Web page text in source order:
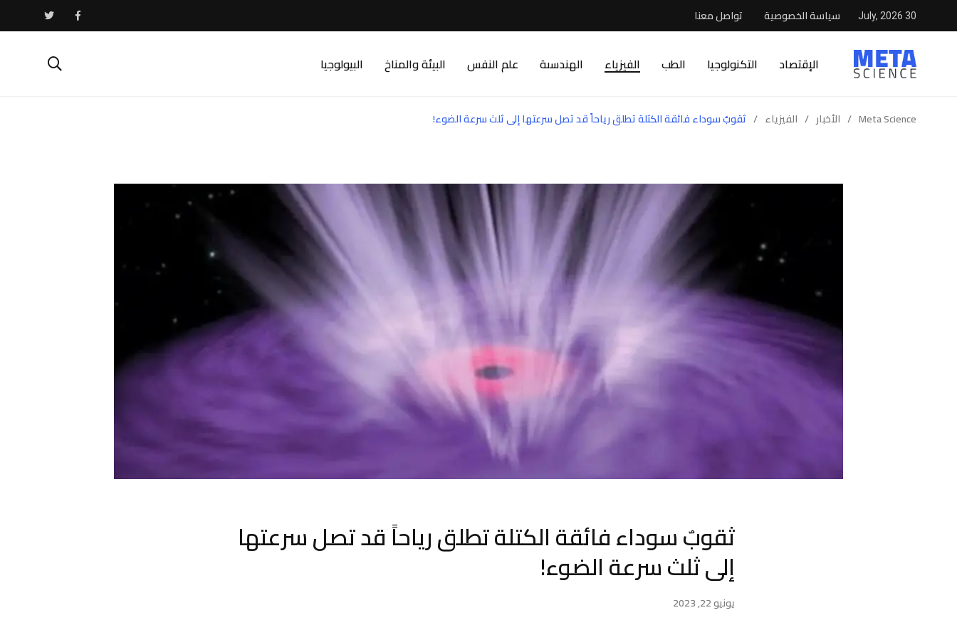
30 July, 2026 سياسة الخصوصية تواصل معنا
الإقتصاد التكنولوجيا الطب الفيزياء الهندسىة علم النفس البيئة والمناخ البيولوجيا
Meta Science
/ الأخبار / الفيزياء / ثقوبٌ سوداء فائقة الكتلة تطلق رياحاً قد تصل سرعتها إلى ثلث سرعة الضوء!
ثقوبٌ سوداء فائقة الكتلة تطلق رياحاً قد تصل سرعتها
إلى ثلث سرعة الضوء!
يونيو 22, 2023